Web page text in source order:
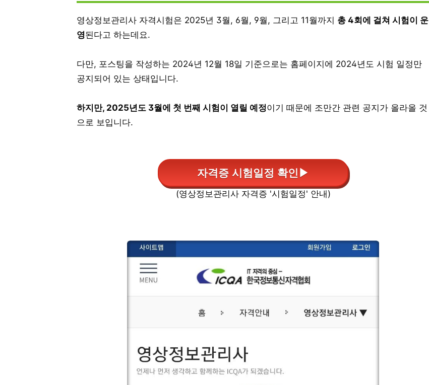
영상정보관리사 자격시험은 2025년 3월, 6월, 9월, 그리고 11월까지 총 4회에 걸쳐 시험이 운
영된다고 하는데요.
다만, 포스팅을 작성하는 2024년 12월 18일 기준으로는 홈페이지에 2024년도 시험 일정만
공지되어 있는 상태입니다.
하지만, 2025년도 3월에 첫 번째 시험이 열릴 예정이기 때문에 조만간 관련 공지가 올라올 것
으로 보입니다.
자격증 시험일정 확인▶
(영상정보관리사 자격증 '시험일정' 안내)